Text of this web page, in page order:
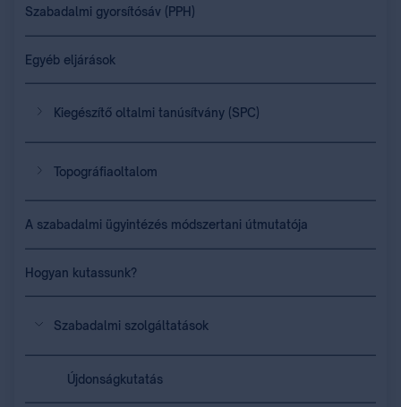
Szabadalmi gyorsítósáv (PPH)
Egyéb eljárások
Kiegészítő oltalmi tanúsítvány (SPC)
Topográfiaoltalom
A szabadalmi ügyintézés módszertani útmutatója
Hogyan kutassunk?
Szabadalmi szolgáltatások
Újdonságkutatás